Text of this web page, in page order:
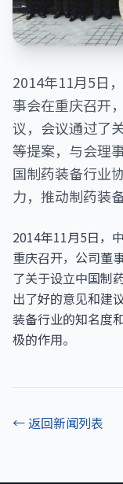
2014年11月5日
事会在重庆召开
议，会议通过了
等提案，与会理
国制药装备行业
力，推动制药装
2014年11月5日，
重庆召开，公司董
了关于设立中国制
出了好的意见和建
装备行业的知名度
极的作用。
← 返回新闻列表